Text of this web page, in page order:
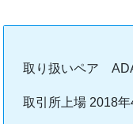
取り扱いペア
取引所上場 2018